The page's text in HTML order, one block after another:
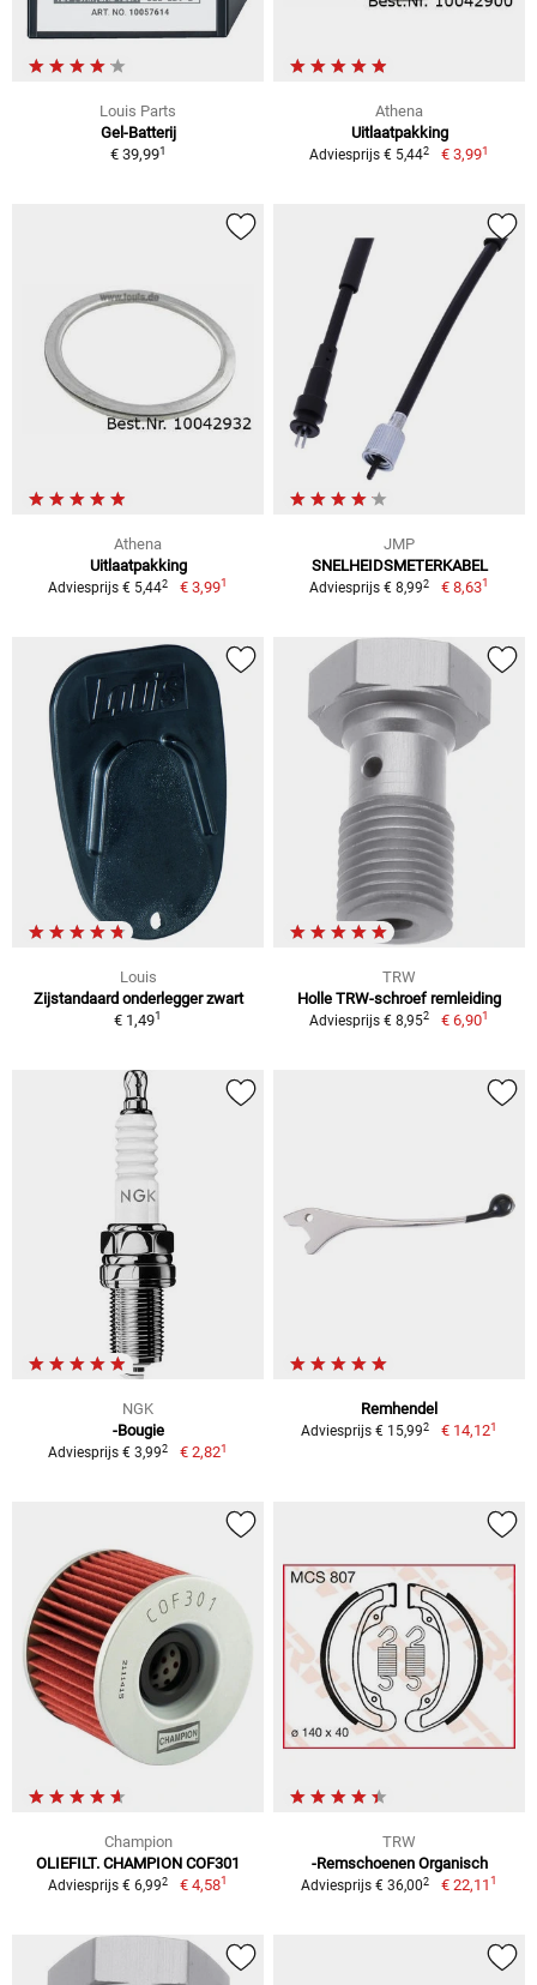
Louis Parts
Gel-Batterij
€ 39,991
Athena
Uitlaatpakking
Adviesprijs € 5,442 € 3,991
Athena
Uitlaatpakking
Adviesprijs € 5,442 € 3,991
JMP
SNELHEIDSMETERKABEL
Adviesprijs € 8,992 € 8,631
Louis
Zijstandaard onderlegger zwart
€ 1,491
TRW
Holle TRW-schroef remleiding
Adviesprijs € 8,952 € 6,901
NGK
-Bougie
Adviesprijs € 3,992 € 2,821
Remhendel
Adviesprijs € 15,992 € 14,121
Champion
OLIEFILT. CHAMPION COF301
Adviesprijs € 6,992 € 4,581
TRW
-Remschoenen Organisch
Adviesprijs € 36,002 € 22,111